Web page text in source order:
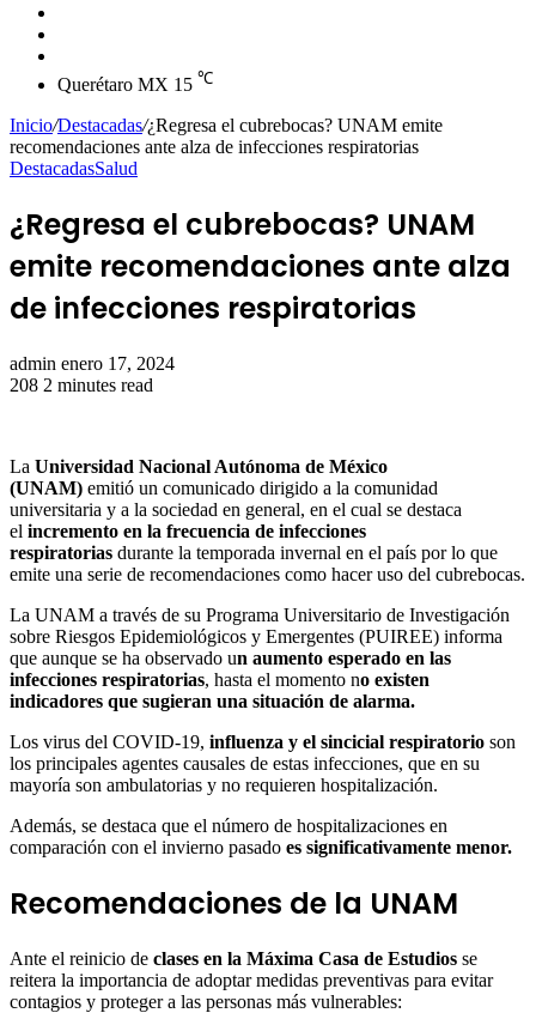
Querétaro MX 15 ℃
Inicio/Destacadas/¿Regresa el cubrebocas? UNAM emite
recomendaciones ante alza de infecciones respiratorias
DestacadasSalud
¿Regresa el cubrebocas? UNAM
emite recomendaciones ante alza
de infecciones respiratorias
admin Send
an
enero 17, 2024
208 2 minutes read
La Universidad Nacional Autónoma de México
(UNAM) emitió un comunicado dirigido a la comunidad
universitaria y a la sociedad en general, en el cual se destaca
el incremento en la frecuencia de infecciones
respiratorias durante la temporada invernal en el país por lo que
emite una serie de recomendaciones como hacer uso del cubrebocas.
La UNAM a través de su Programa Universitario de Investigación
sobre Riesgos Epidemiológicos y Emergentes (PUIREE) informa
que aunque se ha observado un aumento esperado en las
infecciones respiratorias, hasta el momento no existen
indicadores que sugieran una situación de alarma.
Los virus del COVID-19, influenza y el sincicial respiratorio son
los principales agentes causales de estas infecciones, que en su
mayoría son ambulatorias y no requieren hospitalización.
Además, se destaca que el número de hospitalizaciones en
comparación con el invierno pasado es significativamente menor.
Recomendaciones de la UNAM
Ante el reinicio de clases en la Máxima Casa de Estudios se
reitera la importancia de adoptar medidas preventivas para evitar
contagios y proteger a las personas más vulnerables: